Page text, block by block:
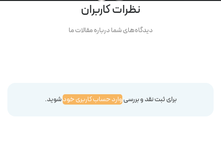
نظرات کاربران
دیدگاه‌های شما درباره مقالات ما
برای ثبت نقد و بررسیوارد حساب کاربری خودشوید.